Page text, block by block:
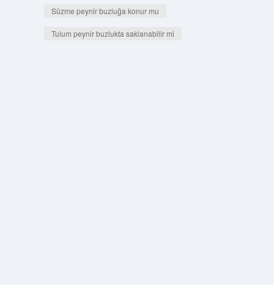
Süzme peynir buzluğa konur mu
Tulum peynir buzlukta saklanabilir mi